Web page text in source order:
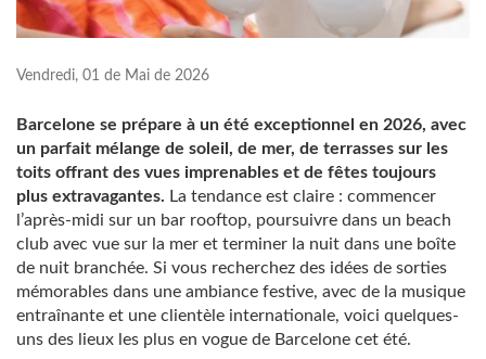
Vendredi, 01 de Mai de 2026
Barcelone se prépare à un été exceptionnel en 2026, avec
un parfait mélange de soleil, de mer, de terrasses sur les
toits offrant des vues imprenables et de fêtes toujours
plus extravagantes. La tendance est claire : commencer
l’après-midi sur un bar rooftop, poursuivre dans un beach
club avec vue sur la mer et terminer la nuit dans une boîte
de nuit branchée. Si vous recherchez des idées de sorties
mémorables dans une ambiance festive, avec de la musique
entraînante et une clientèle internationale, voici quelques-
uns des lieux les plus en vogue de Barcelone cet été.